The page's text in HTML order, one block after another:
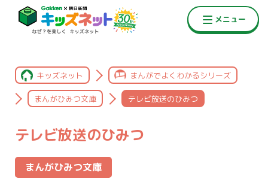
キッズネット まんがでよくわかるシリーズ
まんがひみつ文庫 テレビ放送のひみつ
テレビ放送のひみつ
まんがひみつ文庫